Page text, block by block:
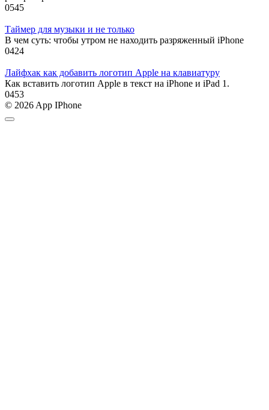
0545
Таймер для музыки и не только
В чем суть: чтобы утром не находить разряженный iPhone
0424
Лайфхак как добавить логотип Apple на клавиатуру
Как вставить логотип Apple в текст на iPhone и iPad 1.
0453
© 2026 App IPhone